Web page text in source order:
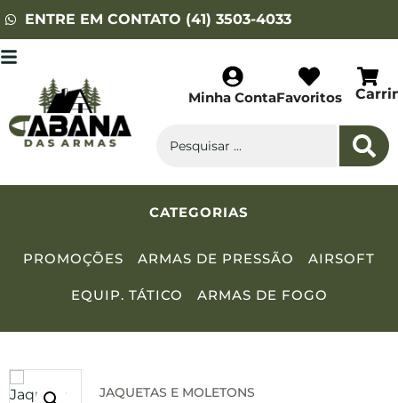
ENTRE EM CONTATO (41) 3503-4033
Minha ContaFavoritos
CATEGORIAS
PROMOÇÕES ARMAS DE PRESSÃO AIRSOFT
EQUIP. TÁTICO ARMAS DE FOGO
JAQUETAS E MOLETONS